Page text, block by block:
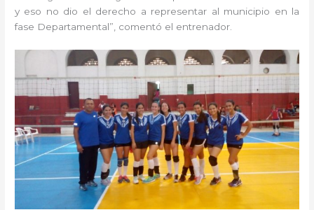
y eso no dio el derecho a representar al municipio en la
fase Departamental”, comentó el entrenador.